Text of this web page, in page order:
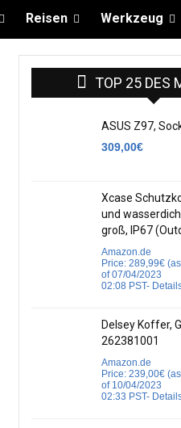
Reisen Werkzeug
TOP 25 DES
ASUS Z97,
309,00€
Xcase
und
groß, IP67
Amazon.de
Price: 289,99€ (as
of 07/04/2023
02:08 PST-
Delsey Koffer,
262381001
Amazon.de
Price: 239,00€ (as
of 10/04/2023
02:33 PST-